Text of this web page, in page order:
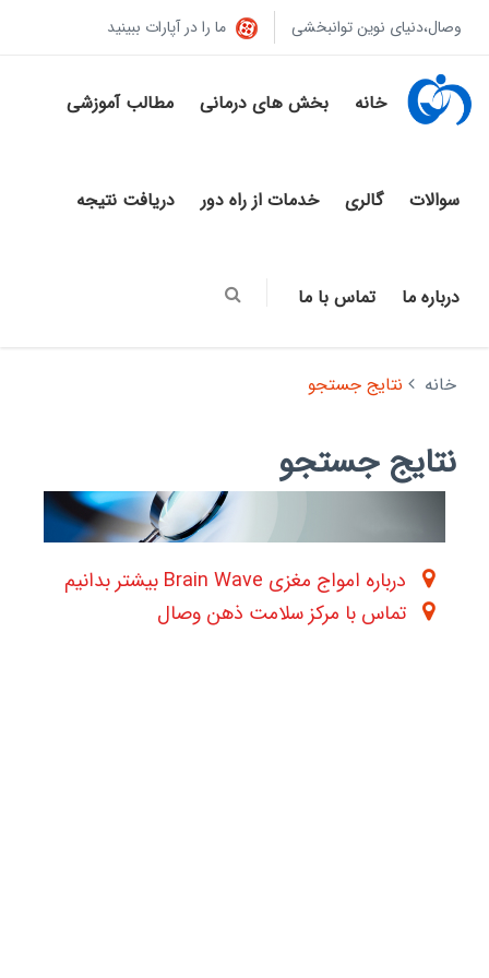
وصال،دنیای نوین توانبخشی ما را در آپارات ببینید
خانه بخش های درمانی مطالب آموزشی
سوالات گالری خدمات از راه دور دریافت نتیجه
درباره ما تماس با ما
خانه نتایج جستجو
نتایج جستجو
درباره امواج مغزی Brain Wave بیشتر بدانیم
تماس با مرکز سلامت ذهن وصال